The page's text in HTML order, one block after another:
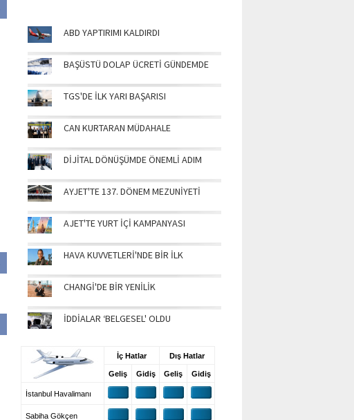
ABD YAPTIRIMI KALDIRDI
BAŞÜSTÜ DOLAP ÜCRETİ GÜNDEMDE
TGS'DE İLK YARI BAŞARISI
CAN KURTARAN MÜDAHALE
DİJİTAL DÖNÜŞÜMDE ÖNEMLİ ADIM
AYJET'TE 137. DÖNEM MEZUNİYETİ
AJET'TE YURT İÇİ KAMPANYASI
HAVA KUVVETLERİ'NDE BİR İLK
CHANGİ'DE BİR YENİLİK
İDDİALAR ‘BELGESEL' OLDU
İç Hatlar Dış Hatlar
Geliş Gidiş Geliş Gidiş
İstanbul Havalimanı
Sabiha Gökçen